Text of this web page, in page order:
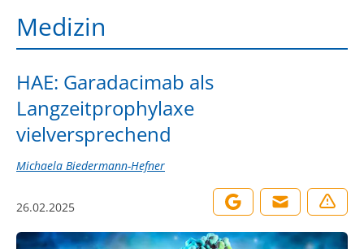
Medizin
HAE: Garadacimab als
Langzeitprophylaxe
vielversprechend
Michaela Biedermann-Hefner
26.02.2025